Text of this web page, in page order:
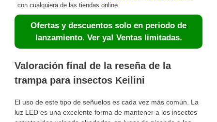
con cualquiera de las tiendas online.
Ofertas y descuentos solo en periodo de
lanzamiento. Ver ya! Ventas limitadas.
Valoración final de la reseña de la
trampa para insectos Keilini
El uso de este tipo de señuelos es cada vez más común. La
luz LED es una excelente forma de mantener a los insectos